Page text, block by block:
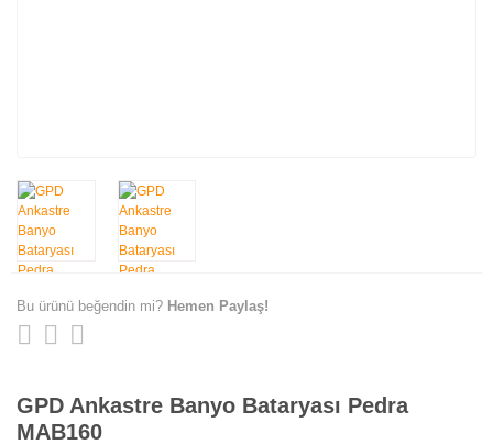
Bu ürünü beğendin mi? Hemen Paylaş!
GPD Ankastre Banyo Bataryası Pedra
MAB160